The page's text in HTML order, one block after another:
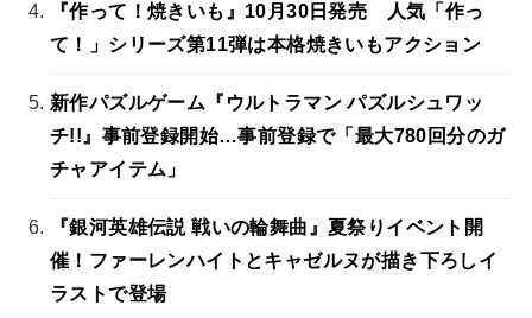
『作って！焼きいも』10月30日発売 人気「作っ
て！」シリーズ第11弾は本格焼きいもアクション
新作パズルゲーム『ウルトラマン パズルシュワッ
チ!!』事前登録開始…事前登録で「最大780回分のガ
チャアイテム」
『銀河英雄伝説 戦いの輪舞曲』夏祭りイベント開
催！ファーレンハイトとキャゼルヌが描き下ろしイ
ラストで登場